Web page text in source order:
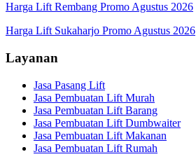
Harga Lift Rembang Promo Agustus 2026
Harga Lift Sukaharjo Promo Agustus 2026
Layanan
Jasa Pasang Lift
Jasa Pembuatan Lift Murah
Jasa Pembuatan Lift Barang
Jasa Pembuatan Lift Dumbwaiter
Jasa Pembuatan Lift Makanan
Jasa Pembuatan Lift Rumah